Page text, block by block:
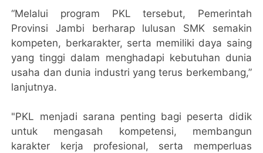
“Melalui program PKL tersebut, Pemerintah
Provinsi Jambi berharap lulusan SMK semakin
kompeten, berkarakter, serta memiliki daya saing
yang tinggi dalam menghadapi kebutuhan dunia
usaha dan dunia industri yang terus berkembang,”
lanjutnya.
"PKL menjadi sarana penting bagi peserta didik
untuk mengasah kompetensi, membangun
karakter kerja profesional, serta memperluas